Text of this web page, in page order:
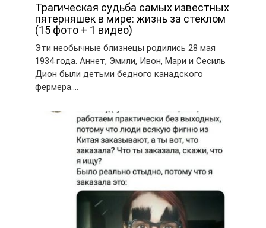
Трагическая судьба самых известных
пятерняшек в мире: жизнь за стеклом
(15 фото + 1 видео)
Эти необычные близнецы родились 28 мая
1934 года. Аннет, Эмили, Ивон, Мари и Сесиль
Дион были детьми бедного канадского
фермера….